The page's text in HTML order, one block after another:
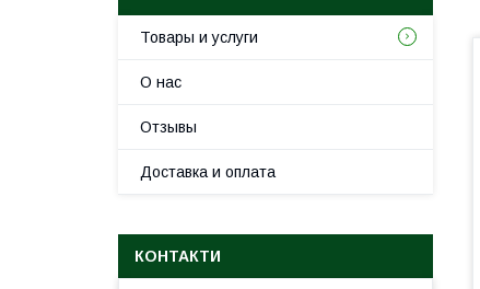
Товары и услуги
О нас
Отзывы
Доставка и оплата
КОНТАКТИ